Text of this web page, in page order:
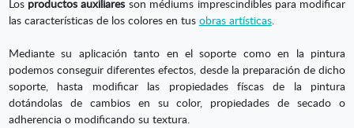
Los productos auxiliares son médiums imprescindibles para modificar
las características de los colores en tus obras artísticas.
Mediante su aplicación tanto en el soporte como en la pintura
podemos conseguir diferentes efectos, desde la preparación de dicho
soporte, hasta modificar las propiedades físcas de la pintura
dotándolas de cambios en su color, propiedades de secado o
adherencia o modificando su textura.